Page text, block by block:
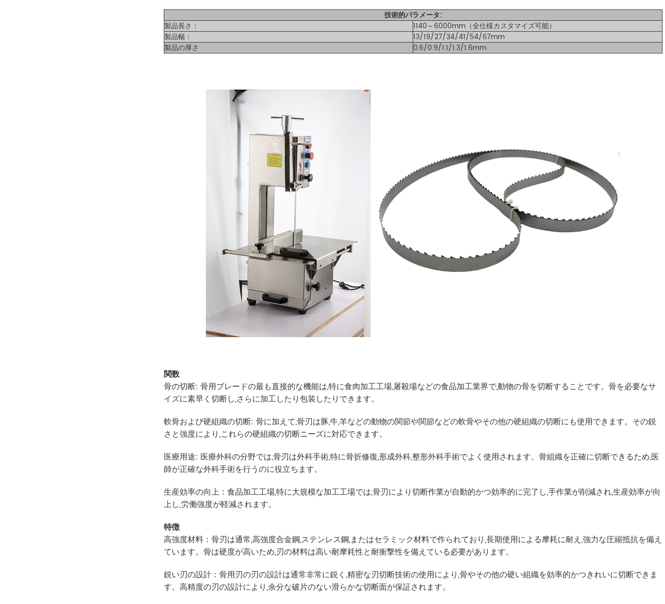
技術的パラメータ:
製品長さ：
1140～6000mm（全仕様カスタマイズ可能）
製品幅：
13/19/27/34/41/54/67mm
製品の厚さ
0.6/0.9/1.1/1.3/1.6mm
関数
骨の切断: 骨用ブレードの最も直接的な機能は,特に食肉加工工場,屠殺場などの食品加工業界で,動物の骨を切断することです。骨を必要なサ
イズに素早く切断し,さらに加工したり包装したりできます。
軟骨および硬組織の切断: 骨に加えて,骨刃は豚,牛,羊などの動物の関節や関節などの軟骨やその他の硬組織の切断にも使用できます。その鋭
さと強度により,これらの硬組織の切断ニーズに対応できます。
医療用途: 医療外科の分野では,骨刃は外科手術,特に骨折修復,形成外科,整形外科手術でよく使用されます。骨組織を正確に切断できるため,医
師が正確な外科手術を行うのに役立ちます。
生産効率の向上：食品加工工場,特に大規模な加工工場では,骨刃により切断作業が自動的かつ効率的に完了し,手作業が削減され,生産効率が向
上し,労働強度が軽減されます。
特徴
高強度材料：骨刃は通常,高強度合金鋼,ステンレス鋼,またはセラミック材料で作られており,長期使用による摩耗に耐え,強力な圧縮抵抗を備え
ています。骨は硬度が高いため,刃の材料は高い耐摩耗性と耐衝撃性を備えている必要があります。
鋭い刃の設計：骨用刃の刃の設計は通常非常に鋭く,精密な刃切断技術の使用により,骨やその他の硬い組織を効率的かつきれいに切断できま
す。高精度の刃の設計により,余分な破片のない滑らかな切断面が保証されます。